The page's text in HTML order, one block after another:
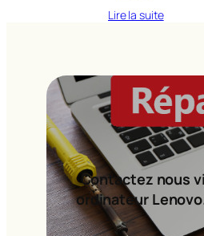
Lire la suite
Contactez nous
ordinateur